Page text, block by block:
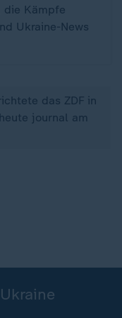
die Kämpfe
Ukraine-News
das ZDF in
journal am